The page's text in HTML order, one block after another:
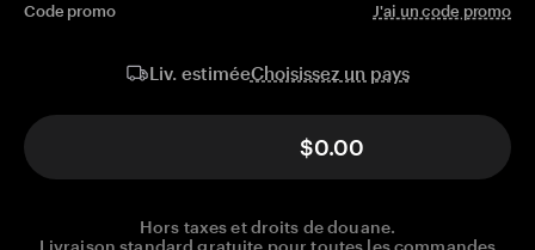
Code promo J'ai un code promo
Liv. estiméeChoisissez un pays
$0.00
Hors taxes et droits de douane.